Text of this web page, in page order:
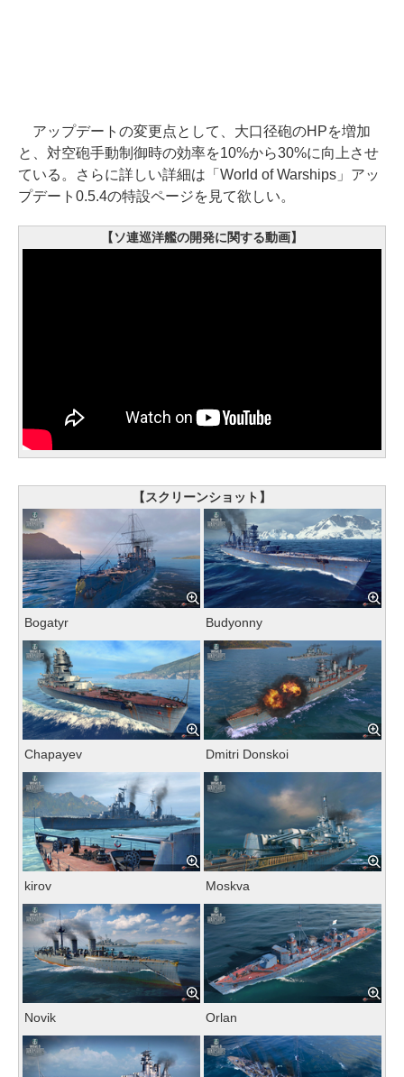
アップデートの変更点として、大口径砲のHPを増加
と、対空砲手動制御時の効率を10%から30%に向上させ
ている。さらに詳しい詳細は「World of Warships」アッ
プデート0.5.4の特設ページを見て欲しい。
【ソ連巡洋艦の開発に関する動画】
【スクリーンショット】
Bogatyr Budyonny
Chapayev Dmitri Donskoi
kirov Moskva
Novik Orlan